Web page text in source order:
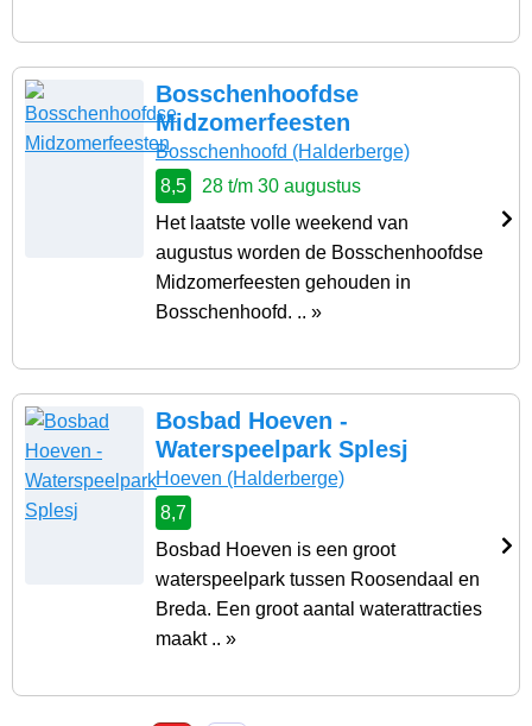
Bosschenhoofdse
Midzomerfeesten
Bosschenhoofd (Halderberge)
8,5
28 t/m 30 augustus
Het laatste volle weekend van
augustus worden de Bosschenhoofdse
Midzomerfeesten gehouden in
Bosschenhoofd. .. »
Bosbad Hoeven -
Waterspeelpark Splesj
Hoeven (Halderberge)
8,7
Bosbad Hoeven is een groot
waterspeelpark tussen Roosendaal en
Breda. Een groot aantal waterattracties
maakt .. »